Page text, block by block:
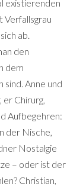
existierenden
Verfallsgrau
ab.
den
dem
sind. Anne und
Chirurg,
Aufbegehren:
der Nische,
Nostalgie
– oder ist der
Christian,